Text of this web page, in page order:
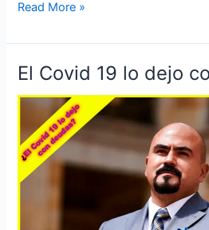
Read More »
El Covid 19 lo dejo
El
19
lo
dejo
con
deudas